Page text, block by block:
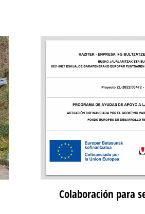
Colaboración para